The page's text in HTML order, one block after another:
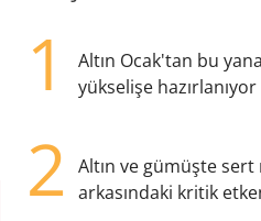
1
Altın Ocak'tan bu
yükselişe hazırlanıyor
2
Altın ve gümüşte sert
arkasındaki kritik